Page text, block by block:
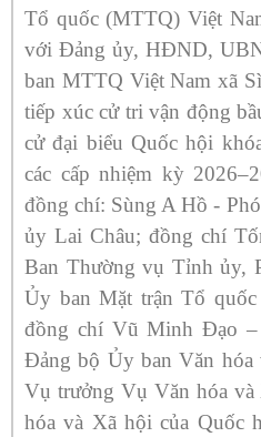
Tổ quốc (MTTQ) Việt
với Đảng ủy, HĐND,
ban MTTQ Việt Nam xã
tiếp xúc cử tri vận động
cử đại biểu Quốc hội
các cấp nhiệm kỳ
đồng chí: Sùng A Hồ -
ủy Lai Châu; đồng chí
Ban Thường vụ Tỉnh ủy,
Ủy ban Mặt trận Tổ
đồng chí Vũ Minh Đạo –
Đảng bộ Ủy ban Văn
Vụ trưởng Vụ Văn hóa
hóa và Xã hội của Quốc